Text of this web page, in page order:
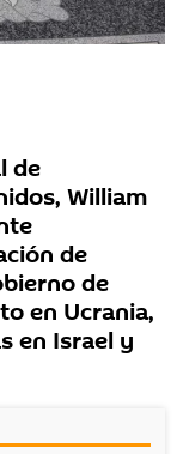
de
William
de
de
en Ucrania,
en Israel y